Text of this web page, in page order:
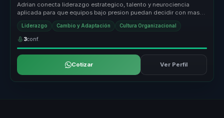
Adrian conecta liderazgo estrategico, talento y neurociencia
aplicada para que equipos bajo presion puedan decidir con mas
criterio, alin...
Liderazgo Cambio y Adaptación Cultura Organizacional
3conf.
Cotizar Ver Perfil